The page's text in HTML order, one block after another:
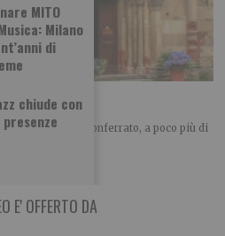
MITO
Milano
di
chiude con
nel cuore del Monferrato, a poco più di
E' OFFERTO DA